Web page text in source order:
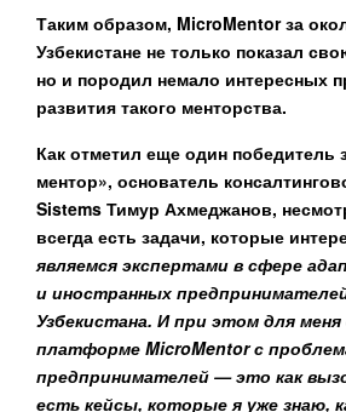
Таким образом, MicroMentor за
Узбекистане не только показал
но и породил немало интересных
развития такого менторства.
Как отметил еще один победитель
ментор», основатель
Sistems Тимур Ахмеджанов,
всегда есть задачи, которые
являемся экспертами в сфере
и иностранных
Узбекистана. И при этом для
платформе MicroMentor с
предпринимателей —это как
есть кейсы, которые я уже знаю,